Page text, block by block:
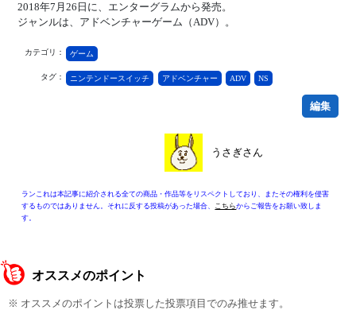
2018年7月26日に、エンターグラムから発売。
ジャンルは、アドベンチャーゲーム（ADV）。
カテゴリ： ゲーム
タグ： ニンテンドースイッチ アドベンチャー ADV NS
編集
うさぎさん
ランこれは本記事に紹介される全ての商品・作品等をリスペクトしており、またその権利を侵害
するものではありません。それに反する投稿があった場合、 こちらからご報告をお願い致しま
す。
オススメのポイント
※ オススメのポイントは投票した投票項目でのみ推せます。